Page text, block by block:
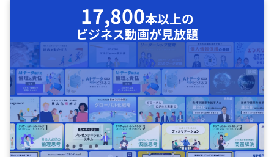
17,800本以上の
ビジネス動画が見放題